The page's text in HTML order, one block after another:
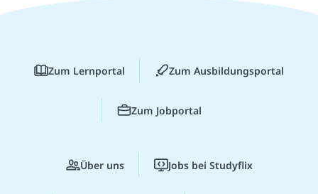
Zum Lernportal Zum Ausbildungsportal
Zum Jobportal
Über uns Jobs bei Studyflix